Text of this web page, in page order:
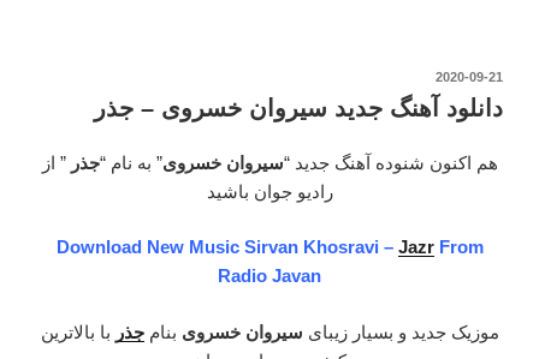
سیروان
–
جزر”
نوشته‌شده
2020-09-21
دانلود آهنگ جدید سیروان خسروی – جذر
هم اکنون شنوده آهنگ جدید “سیروان خسروی” به نام “جذر ” از
رادیو جوان باشید
Download New Music Sirvan Khosravi – JazrFrom
Radio Javan
موزیک جدید و بسیار زیبای سیروان خسروی بنام جذر با بالاترین